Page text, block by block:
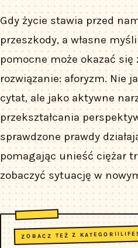
Gdy życie stawia przed
przeszkody, a własne
pomocne może okazać
rozwiązanie: aforyzm. Nie
cytat, ale jako aktywne
przekształcania
sprawdzone prawdy
pomagając unieść ciężar
zobaczyć sytuację w
ZOBACZ TEŻ Z KATEGORII